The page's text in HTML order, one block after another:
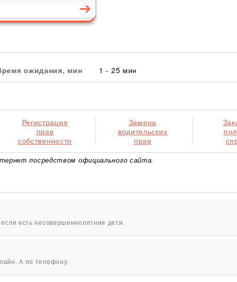
ожидания, мин 1 - 25 мин
Регистрация
прав
собственности
Замена
водительских
прав
посредством официального сайта.
есть несовершеннолетние дети.
А по телефону.